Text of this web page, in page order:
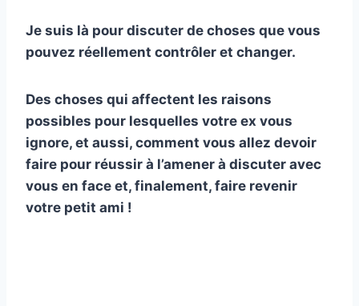
Je suis là pour discuter de choses que vous
pouvez réellement contrôler et changer.
Des choses qui affectent les raisons
possibles pour lesquelles votre ex vous
ignore, et aussi, comment vous allez devoir
faire pour réussir à l’amener à discuter avec
vous en face et, finalement, faire revenir
votre petit ami !